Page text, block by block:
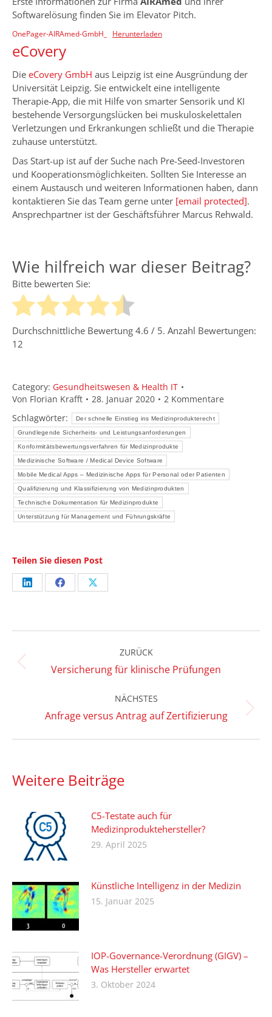
Softwarelösung finden Sie im Elevator Pitch.
OnePager-AIRAmed-GmbH_ Herunterladen
eCovery
Die eCovery GmbH aus Leipzig ist eine Ausgründung der
Universität Leipzig. Sie entwickelt eine intelligente
Therapie-App, die mit Hilfe von smarter Sensorik und KI
bestehende Versorgungslücken bei muskuloskelettalen
Verletzungen und Erkrankungen schließt und die Therapie
zuhause unterstützt.
Das Start-up ist auf der Suche nach Pre-Seed-Investoren
und Kooperationsmöglichkeiten. Sollten Sie Interesse an
einem Austausch und weiteren Informationen haben, dann
kontaktieren Sie das Team gerne unter [email protected].
Ansprechpartner ist der Geschäftsführer Marcus Rehwald.
Wie hilfreich war dieser Beitrag?
Bitte bewerten Sie:
Durchschnittliche Bewertung 4.6 / 5. Anzahl Bewertungen:
12
Category: Gesundheitswesen & Health IT
Von Florian Krafft 28. Januar 2020
2 Kommentare
Schlagwörter:
Der schnelle Einstieg ins Medizinprodukterecht
Grundlegende Sicherheits- und Leistungsanforderungen
Konformitätsbewertungsverfahren für Medizinprodukte
Medizinische Software / Medical Device Software
Mobile Medical Apps – Medizinische Apps für Personal oder Patienten
Qualifizierung und Klassifizierung von Medizinprodukten
Technische Dokumentation für Medizinprodukte
Unterstützung für Management und Führungskräfte
Teilen Sie diesen Post
Share Share Share
Kommentarnavigation
ZURÜCK
Vorheriger
Versicherung für klinische Prüfungen
NÄCHSTES
Nächster
Anfrage versus Antrag auf Zertifizierung
Weitere Beiträge
C5-Testate auch für
Medizinproduktehersteller?
29. April 2025
Künstliche Intelligenz in der Medizin
15. Januar 2025
IOP-Governance-Verordnung (GIGV) –
Was Hersteller erwartet
3. Oktober 2024